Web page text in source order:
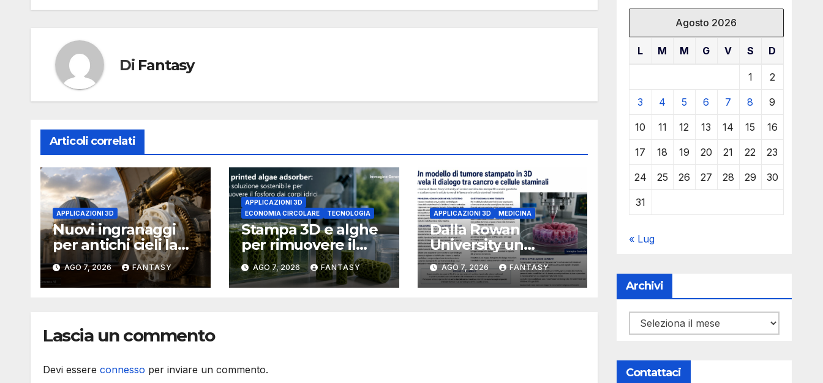
Di Fantasy
Articoli correlati
APPLICAZIONI 3D
Nuovi ingranaggi
per antichi cieli la
stampa 3D
aggiorna un
osservatorio del
Rock
AGO 7, 2026 FANTASY
APPLICAZIONI 3D
ECONOMIA CIRCOLARE
TECNOLOGIA
Stampa 3D e alghe
per rimuovere il
fosforo dalle acque
il progetto della
Florida Atlantic
AGO 7, 2026 FANTASY
APPLICAZIONI 3D MEDICINA
Dalla Rowan
University un
modello tumorale
3D per studiare il
dialogo tra cancro e
AGO 7, 2026 FANTASY
Lascia un commento
Devi essere connesso per inviare un commento.
Agosto 2026
L M M G V S D
1 2
3 4 5 6 7 8 9
10 11 12 13 14 15 16
17 18 19 20 21 22 23
24 25 26 27 28 29 30
31
« Lug
Archivi
Archivi
Contattaci